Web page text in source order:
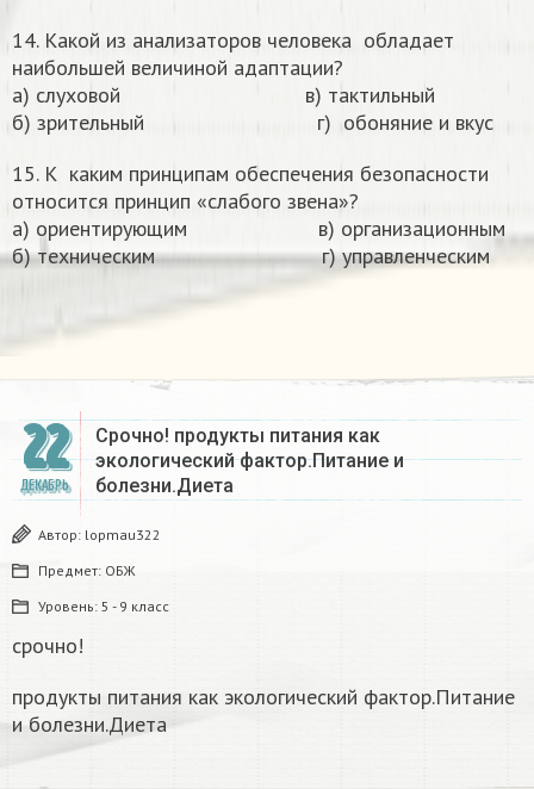
14. Какой из анализаторов человека обладает
наибольшей величиной адаптации?
а) слуховой в) тактильный
б) зрительный г) обоняние и вкус
15. К каким принципам обеспечения безопасности
относится принцип «слабого звена»?
а) ориентирующим в) организационным
б) техническим г) управленческим
22
ДЕКАБРЬ
Срочно! продукты питания как
экологический фактор.Питание и
болезни.Диета
Автор: lopmau322
Предмет: ОБЖ
Уровень: 5 - 9 класс
срочно!
продукты питания как экологический фактор.Питание
и болезни.Диета